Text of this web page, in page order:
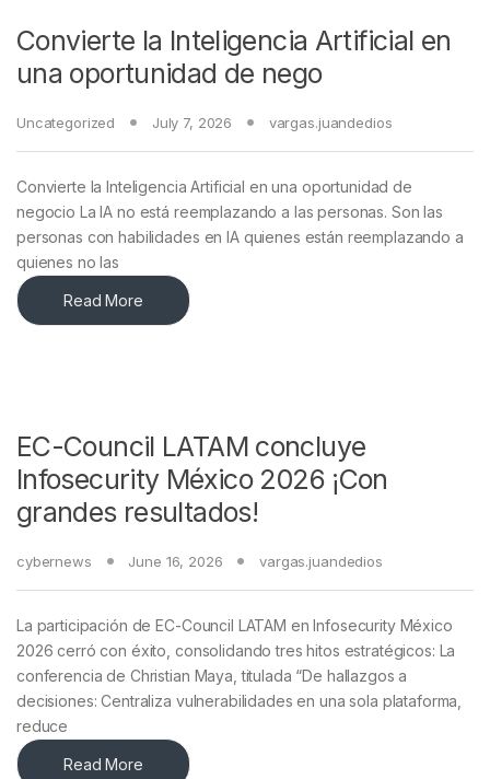
Convierte la Inteligencia Artificial en
una oportunidad de nego
Uncategorized July 7, 2026 vargas.juandedios
Convierte la Inteligencia Artificial en una oportunidad de
negocio La IA no está reemplazando a las personas. Son las
personas con habilidades en IA quienes están reemplazando a
quienes no las
Read More
EC-Council LATAM concluye
Infosecurity México 2026 ¡Con
grandes resultados!
cybernews June 16, 2026 vargas.juandedios
La participación de EC-Council LATAM en Infosecurity México
2026 cerró con éxito, consolidando tres hitos estratégicos: La
conferencia de Christian Maya, titulada “De hallazgos a
decisiones: Centraliza vulnerabilidades en una sola plataforma,
reduce
Read More